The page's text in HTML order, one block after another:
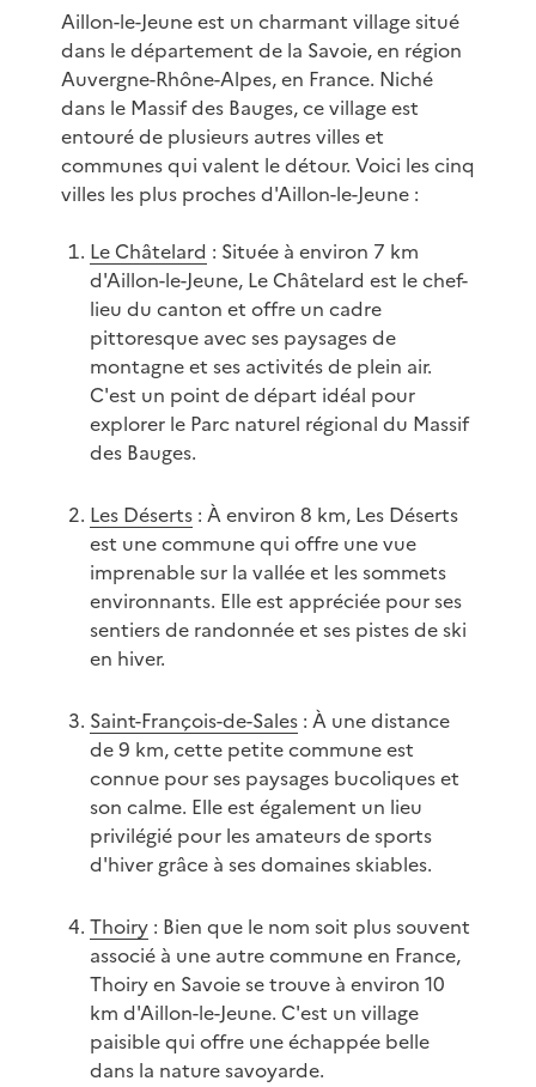
Aillon-le-Jeune est un charmant village situé
dans le département de la Savoie, en région
Auvergne-Rhône-Alpes, en France. Niché
dans le Massif des Bauges, ce village est
entouré de plusieurs autres villes et
communes qui valent le détour. Voici les cinq
villes les plus proches d'Aillon-le-Jeune :
Le Châtelard : Située à environ 7 km
d'Aillon-le-Jeune, Le Châtelard est le chef-
lieu du canton et offre un cadre
pittoresque avec ses paysages de
montagne et ses activités de plein air.
C'est un point de départ idéal pour
explorer le Parc naturel régional du Massif
des Bauges.
Les Déserts: À environ 8 km, Les Déserts
est une commune qui offre une vue
imprenable sur la vallée et les sommets
environnants. Elle est appréciée pour ses
sentiers de randonnée et ses pistes de ski
en hiver.
Saint-François-de-Sales: À une distance
de 9 km, cette petite commune est
connue pour ses paysages bucoliques et
son calme. Elle est également un lieu
privilégié pour les amateurs de sports
d'hiver grâce à ses domaines skiables.
Thoiry: Bien que le nom soit plus souvent
associé à une autre commune en France,
Thoiry en Savoie se trouve à environ 10
km d'Aillon-le-Jeune. C'est un village
paisible qui offre une échappée belle
dans la nature savoyarde.